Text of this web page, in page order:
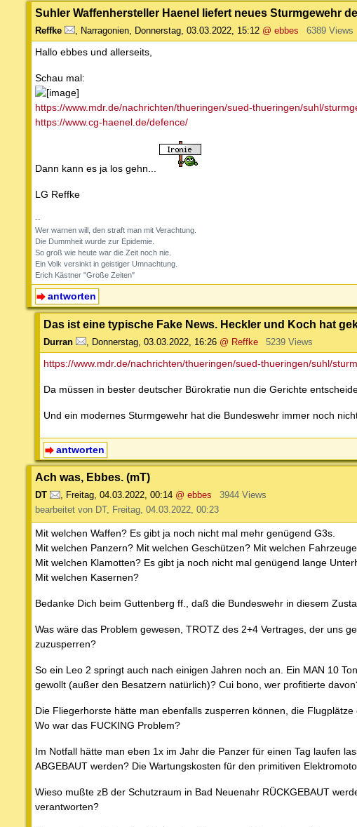
Suhler Waffenhersteller Haenel liefert neues Sturmgewehr
Reffke Narragonien Donnerstag, 03.03.2022, 15:12 @ ebbes 6389 Views
Hallo ebbes und allerseits,
Schau mal:
https://www.mdr.de/nachrichten/thueringen/sued-thueringen/suhl/
https://www.cg-haenel.de/defence/
Dann kann es ja los gehn...
LG Reffke
--
Wer warnen will, den straft man mit Verachtung.
Die Dummheit wurde zur Epidemie.
So groß wie heute war die Zeit noch nie.
Ein Volk versinkt in geistiger Umnachtung.
Erich Kästner "Große Zeiten"
antworten
Das ist eine typische Fake News. Heckler und Koch hat
Durran Donnerstag, 03.03.2022, 16:26 @ Reffke 5239 Views
https://www.mdr.de/nachrichten/thueringen/sued-thueringen/suhl/
Da müssen in bester deutscher Bürokratie nun die Gerichte
Und ein modernes Sturmgewehr hat die Bundeswehr immer noch
antworten
Ach was, Ebbes. (mT)
DT , Freitag, 04.03.2022, 00:14 @ ebbes
3944 Views
bearbeitet von DT, Freitag, 04.03.2022, 00:23
Mit welchen Waffen? Es gibt ja noch nicht mal mehr genügend G3s.
Mit welchen Panzern? Mit welchen Geschützen? Mit welchen
Mit welchen Klamotten? Es gibt ja noch nicht mal genügend lange
Mit welchen Kasernen?
Bedanke Dich beim Guttenberg ff., daß die Bundeswehr in diesem
Was wäre das Problem gewesen, TROTZ des 2+4 Vertrages, der uns
zuzusperren?
So ein Leo 2 springt auch nach einigen Jahren noch an. Ein MAN 10
gewollt (außer den Besatzern natürlich)? Cui bono, wer profitierte
Die Fliegerhorste hätte man ebenfalls zusperren können, die
Wo war das FUCKING Problem?
Im Notfall hätte man eben 1x im Jahr die Panzer für einen Tag laufen
ABGEBAUT werden? Die Wartungskosten für den primitiven
Wieso mußte zB der Schutzraum in Bad Neuenahr RÜCKGEBAUT
verantworten?